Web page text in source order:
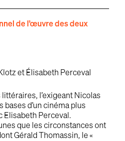
de l’œuvre des deux
et Élisabeth Perceval
l’exigeant Nicolas
d’un cinéma plus
Elisabeth Perceval.
que les circonstances ont
Gérald Thomassin, le «